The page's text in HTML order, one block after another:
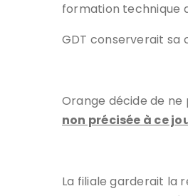
formation technique
GDT conserverait sa
Orange décide de ne
non précisée à ce
La filiale garderait la